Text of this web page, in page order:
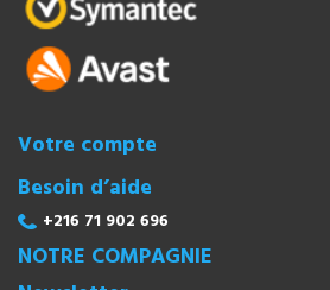
Votre compte
Besoin d’aide
+216 71 902 696
NOTRE COMPAGNIE